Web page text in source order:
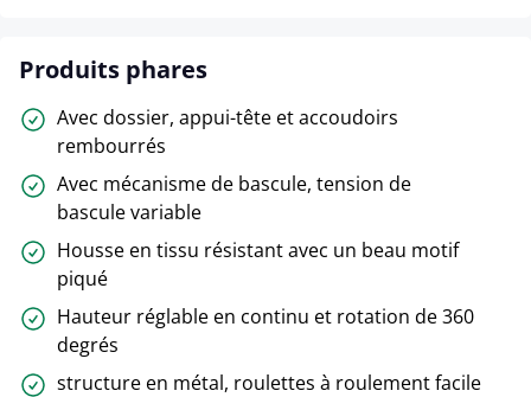
Produits phares
Avec dossier, appui-tête et accoudoirs
rembourrés
Avec mécanisme de bascule, tension de
bascule variable
Housse en tissu résistant avec un beau motif
piqué
Hauteur réglable en continu et rotation de 360
degrés
structure en métal, roulettes à roulement facile